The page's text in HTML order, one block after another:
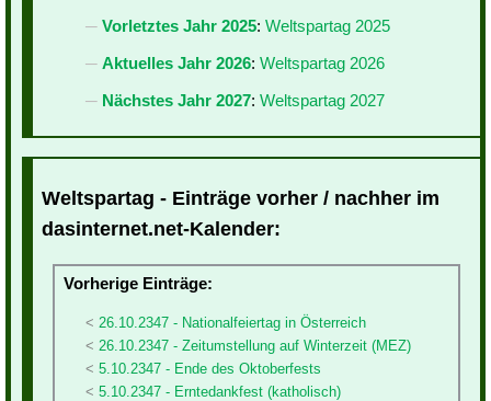
Vorletztes Jahr 2025: Weltspartag 2025
Aktuelles Jahr 2026: Weltspartag 2026
Nächstes Jahr 2027: Weltspartag 2027
Weltspartag - Einträge vorher / nachher im
dasinternet.net-Kalender:
Vorherige Einträge:
26.10.2347 - Nationalfeiertag in Österreich
26.10.2347 - Zeitumstellung auf Winterzeit (MEZ)
5.10.2347 - Ende des Oktoberfests
5.10.2347 - Erntedankfest (katholisch)